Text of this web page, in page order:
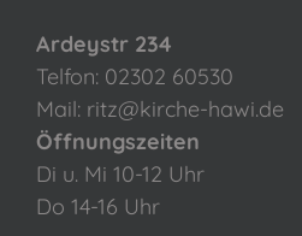
Ardeystr 234
Telfon: 02302 60530
Mail: ritz@kirche-hawi.de
Öffnungszeiten
Di u. Mi 10-12 Uhr
Do 14-16 Uhr